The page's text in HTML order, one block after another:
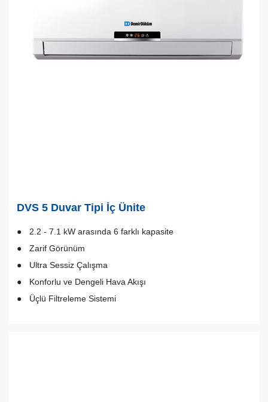
DVS 5 Duvar Tipi İç Ünite
2.2 - 7.1 kW arasında 6 farklı kapasite
Zarif Görünüm
Ultra Sessiz Çalışma
Konforlu ve Dengeli Hava Akışı
Üçlü Filtreleme Sistemi